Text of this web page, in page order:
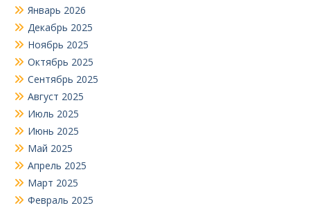
Январь 2026
Декабрь 2025
Ноябрь 2025
Октябрь 2025
Сентябрь 2025
Август 2025
Июль 2025
Июнь 2025
Май 2025
Апрель 2025
Март 2025
Февраль 2025